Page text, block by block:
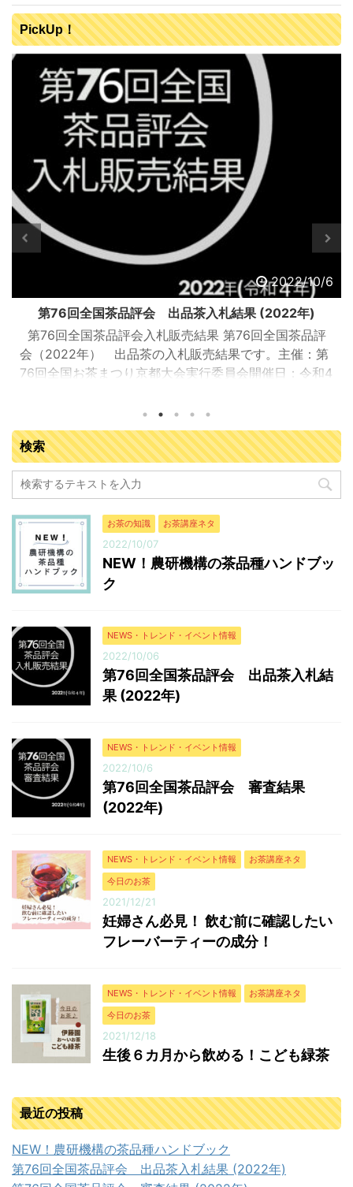
PickUp！
2022/10/6
第76回全国茶品評会 出品茶入札結果 (2022年)
第76回全国茶品評会入札販売結果 第76回全国茶品評
会（2022年） 出品茶の入札販売結果です。主催：第
76回全国お茶まつり京都大会実行委員会開催日：令和4
通センター（京都府城陽市寺田塚本111-5）参加業者：
落札業者163業者 入札販売会結果総括 ※金額はすべて
税抜き 販売点数（点） 販売数量（kg） 落札金額
（円） 今回の平均落札単価（円/kg） 普通煎茶10kg 71
666.5 8,908,717 13,366 普通煎茶4kg ...
検索
お茶の知識 お茶講座ネタ
2022/10/07
NEW！農研機構の茶品種ハンドブッ
ク
NEWS・トレンド・イベント情報
2022/10/06
第76回全国茶品評会 出品茶入札結
果 (2022年)
NEWS・トレンド・イベント情報
2022/10/6
第76回全国茶品評会 審査結果
(2022年)
NEWS・トレンド・イベント情報
お茶講座ネタ
今日のお茶
2021/12/21
妊婦さん必見！ 飲む前に確認したい
フレーバーティーの成分！
NEWS・トレンド・イベント情報
お茶講座ネタ
今日のお茶
2021/12/18
生後６カ月から飲める！こども緑茶
最近の投稿
NEW！農研機構の茶品種ハンドブック
第76回全国茶品評会 出品茶入札結果 (2022年)